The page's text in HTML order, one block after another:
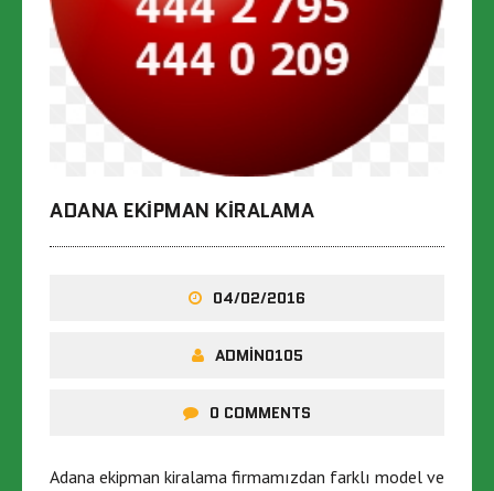
ADANA EKIPMAN KIRALAMA
04/02/2016
ADMIN0105
0 COMMENTS
Adana ekipman kiralama firmamızdan farklı model ve